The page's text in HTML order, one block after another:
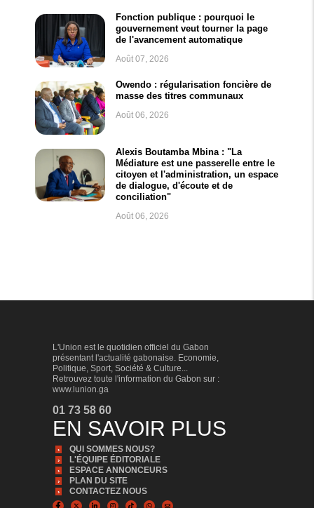
Fonction publique : pourquoi le
gouvernement veut tourner la page
de l'avancement automatique
Août 07, 2026
Owendo : régularisation foncière de
masse des titres communaux
Août 06, 2026
Alexis Boutamba Mbina : "La
Médiature est une passerelle entre le
citoyen et l'administration, un espace
de dialogue, d'écoute et de
conciliation"
Août 06, 2026
L'Union est le quotidien officiel du Gabon
présentant l'actualité gabonaise. Economie,
Politique, Sport, Société & Culture...
Retrouvez toute l'information du Gabon sur :
www.lunion.ga
01 73 58 60
EN SAVOIR PLUS
QUI SOMMES NOUS?
L'ÉQUIPE ÉDITORIALE
ESPACE ANNONCEURS
PLAN DU SITE
CONTACTEZ NOUS